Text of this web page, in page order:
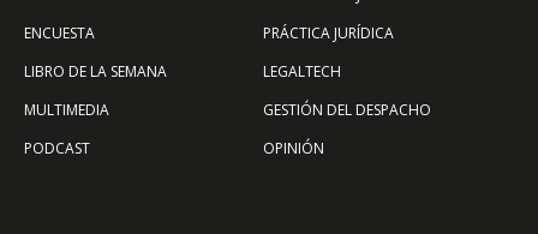
ENCUESTA
LIBRO DE LA SEMANA
MULTIMEDIA
PODCAST
PRÁCTICA JURÍDICA
LEGALTECH
GESTIÓN DEL DESPACHO
OPINIÓN